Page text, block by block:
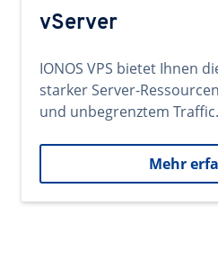
vServer
IONOS VPS bietet Ihnen
starker Server-
und unbegrenztem Traffic.
Mehr